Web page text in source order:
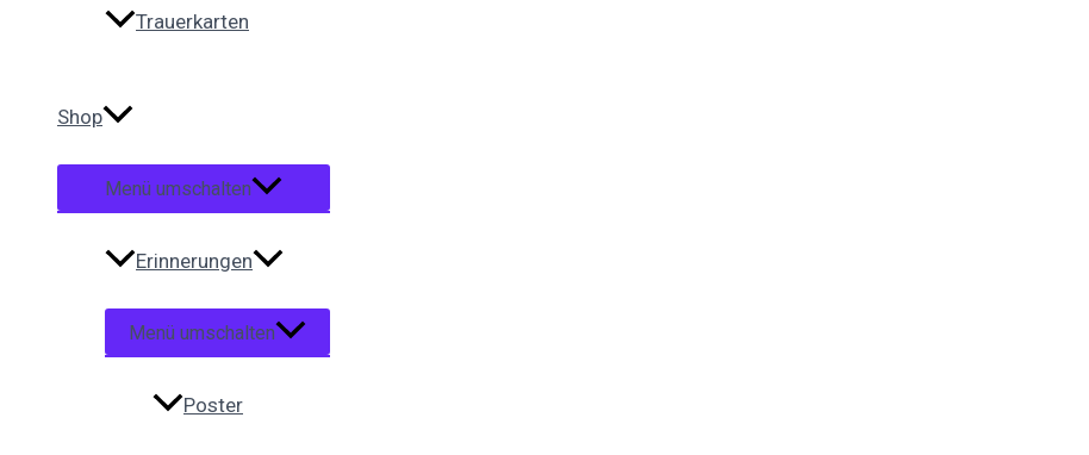
Trauerkarten
Shop
Menü umschalten
Erinnerungen
Menü umschalten
Poster